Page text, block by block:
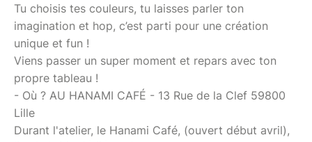
Tu choisis tes couleurs, tu laisses parler ton
imagination et hop, c’est parti pour une création
unique et fun !
Viens passer un super moment et repars avec ton
propre tableau !
- Où ? AU HANAMI CAFÉ - 13 Rue de la Clef 59800
Lille
Durant l'atelier, le Hanami Café, (ouvert début avril),